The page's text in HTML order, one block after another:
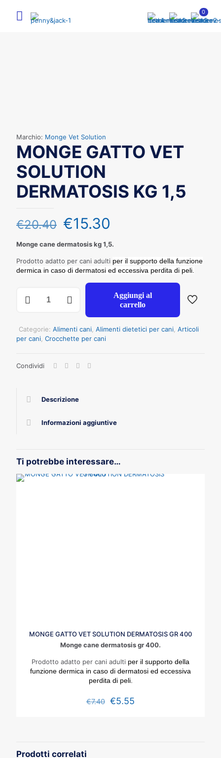
0
Marchio: Monge Vet Solution
MONGE GATTO VET
SOLUTION
DERMATOSIS KG 1,5
€20.40 €15.30
Monge cane dermatosis kg 1,5.
Prodotto adatto per cani adulti per il supporto della funzione
dermica in caso di dermatosi ed eccessiva perdita di peli.
DERMATOSIS
KG
Aggiungi al
carrello
Categorie: Alimenti cani Alimenti dietetici per cani Articoli
per cani Crocchette per cani
Condividi
Descrizione
Informazioni aggiuntive
Ti potrebbe interessare…
MONGE GATTO VET SOLUTION DERMATOSIS GR 400
Monge cane dermatosis gr 400.
Prodotto adatto per cani adulti per il supporto della
funzione dermica in caso di dermatosi ed eccessiva
perdita di peli.
€7.40 €5.55
Prodotti correlati